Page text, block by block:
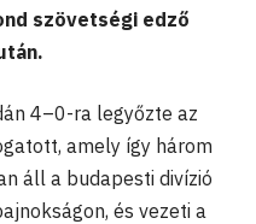
szövetségi edző
4–0-ra legyőzte az
amely így három
áll a budapesti divízió
és vezeti a